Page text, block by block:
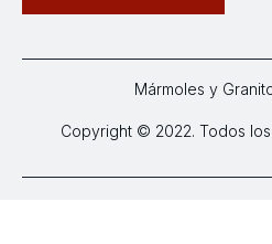
Mármoles y
Copyright © 2022. Todos